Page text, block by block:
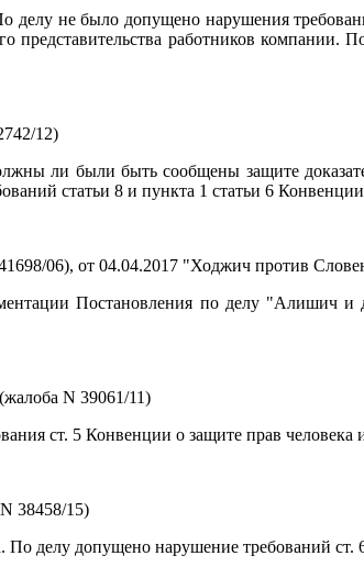
делу не было допущено нарушения
работников
12)
ли были быть сообщены защите
статьи 8 и пункта 1 статьи 6
06), от 04.04.2017 "Ходжич против
Постановления по делу
N 39061/11)
ст. 5 Конвенции о защите прав
38458/15)
делу допущено нарушение требований